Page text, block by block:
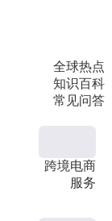
全球热点
知识百科
常见问答
跨境电商
服务